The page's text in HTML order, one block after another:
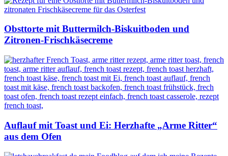
Obsttorte mit Buttermilch-Biskuitboden und
Zitronen-Frischkäsecreme
Auflauf mit Toast und Ei: Herzhafte „Arme Ritter“
aus dem Ofen